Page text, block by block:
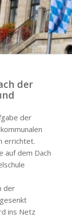
der
der
errichtet.
auf dem Dach
der
ins Netz